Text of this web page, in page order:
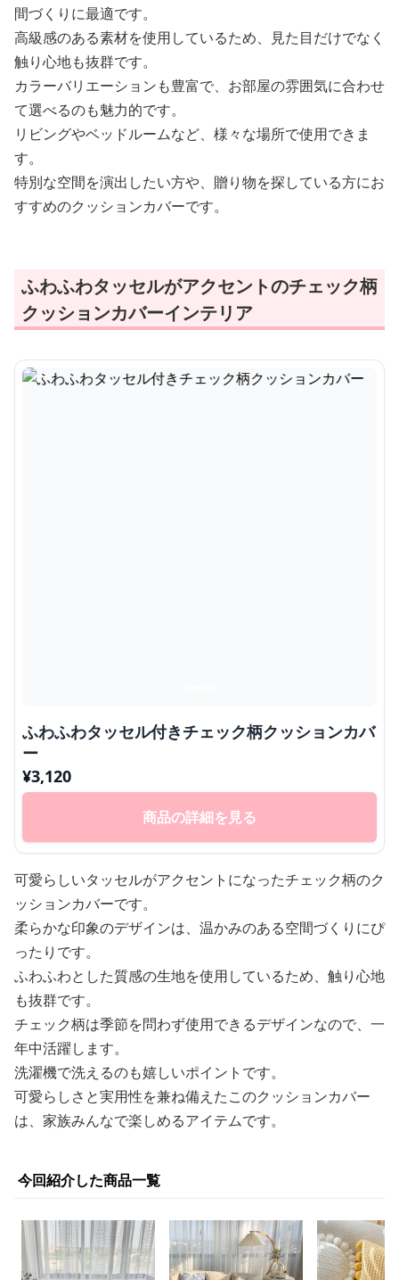
間づくりに最適です。
高級感のある素材を使用しているため、見た目だけでなく
触り心地も抜群です。
カラーバリエーションも豊富で、お部屋の雰囲気に合わせ
て選べるのも魅力的です。
リビングやベッドルームなど、様々な場所で使用できま
す。
特別な空間を演出したい方や、贈り物を探している方にお
すすめのクッションカバーです。
ふわふわタッセルがアクセントのチェック柄
クッションカバーインテリア
ふわふわタッセル付きチェック柄クッションカバ
ー
¥3,120
商品の詳細を見る
可愛らしいタッセルがアクセントになったチェック柄のク
ッションカバーです。
柔らかな印象のデザインは、温かみのある空間づくりにぴ
ったりです。
ふわふわとした質感の生地を使用しているため、触り心地
も抜群です。
チェック柄は季節を問わず使用できるデザインなので、一
年中活躍します。
洗濯機で洗えるのも嬉しいポイントです。
可愛らしさと実用性を兼ね備えたこのクッションカバー
は、家族みんなで楽しめるアイテムです。
今回紹介した商品一覧